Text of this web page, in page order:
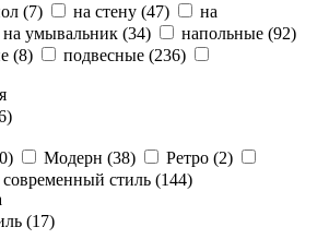
(7) на стену (47)
на
на умывальник (34) напольные (92)
(8) подвесные (236)
)
) Модерн (38) Ретро (2)
современный стиль (144)
(17)